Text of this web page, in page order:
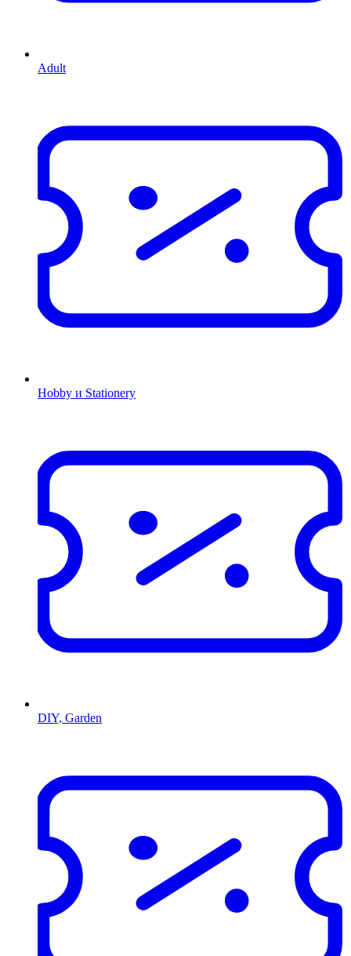
Adult
Hobby и Stationery
DIY, Garden